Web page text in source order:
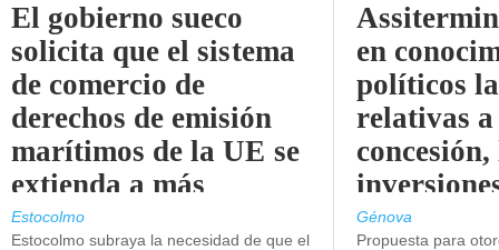
El gobierno sueco
solicita que el sistema
de comercio de
derechos de emisión
marítimos de la UE se
extienda a más
buques.
Estocolmo
Estocolmo subraya la necesidad de que el
en
políticos
relativas a
concesión,
Génova
Propuesta para